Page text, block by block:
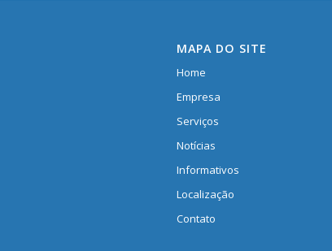
MAPA DO SITE
Home
Empresa
Serviços
Notícias
Informativos
Localização
Contato